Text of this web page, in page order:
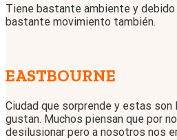
Tiene bastante ambiente y
bastante movimiento también.
EASTBOURNE
Ciudad que sorprende y estas son
gustan. Muchos piensan que por
desilusionar pero a nosotros nos